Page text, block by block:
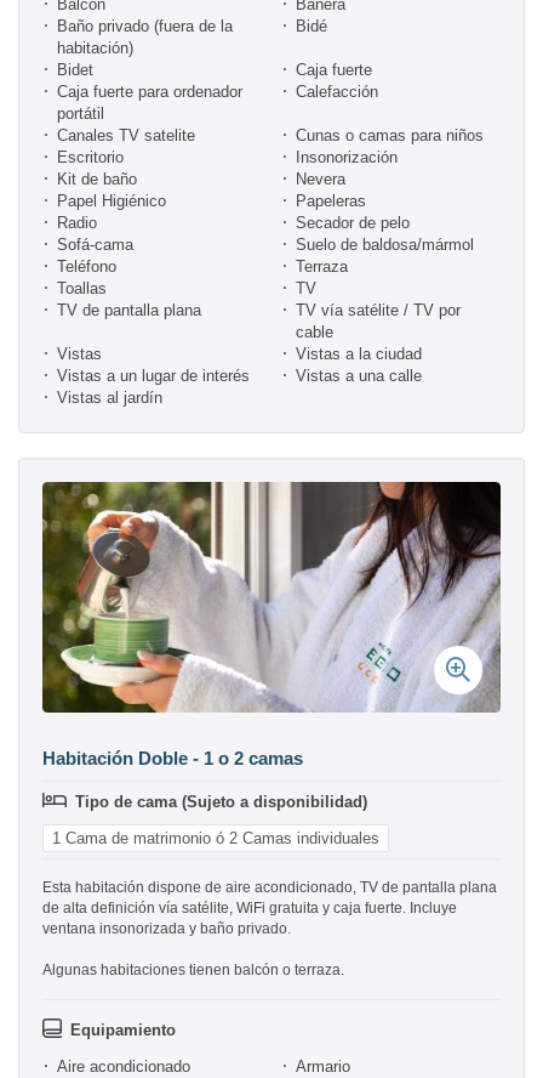
Balcón
Bañera
Baño privado (fuera de la
habitación)
Bidé
Bidet
Caja fuerte
Caja fuerte para ordenador
portátil
Calefacción
Canales TV satelite
Cunas o camas para niños
Escritorio
Insonorización
Kit de baño
Nevera
Papel Higiénico
Papeleras
Radio
Secador de pelo
Sofá-cama
Suelo de baldosa/mármol
Teléfono
Terraza
Toallas
TV
TV de pantalla plana
TV vía satélite / TV por
cable
Vistas
Vistas a la ciudad
Vistas a un lugar de interés
Vistas a una calle
Vistas al jardín
Habitación Doble - 1 o 2 camas
Tipo de cama (Sujeto a disponibilidad)
1 Cama de matrimonio ó 2 Camas individuales
Esta habitación dispone de aire acondicionado, TV de pantalla plana
de alta definición vía satélite, WiFi gratuita y caja fuerte. Incluye
ventana insonorizada y baño privado.
Algunas habitaciones tienen balcón o terraza.
Equipamiento
Aire acondicionado
Armario